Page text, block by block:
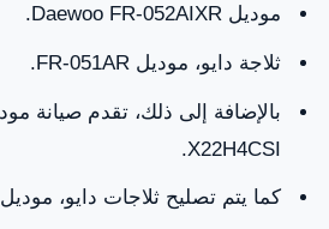
موديل Daewoo FR-052AIXR.
ثلاجة دايو، موديل FR-051AR.
X22H4CSI.
كما يتم تصليح ثلاجات دايو، موديل FGK-56 WFG.